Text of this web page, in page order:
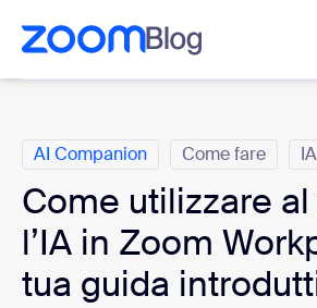
principale
di assistenza
AI Companion Come fare IA
Come utilizzare
l’IA in Zoom
tua guida